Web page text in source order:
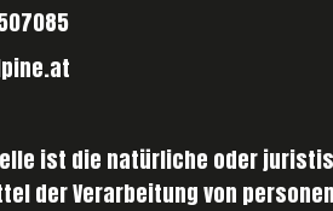
ist die natürliche oder
der Verarbeitung von